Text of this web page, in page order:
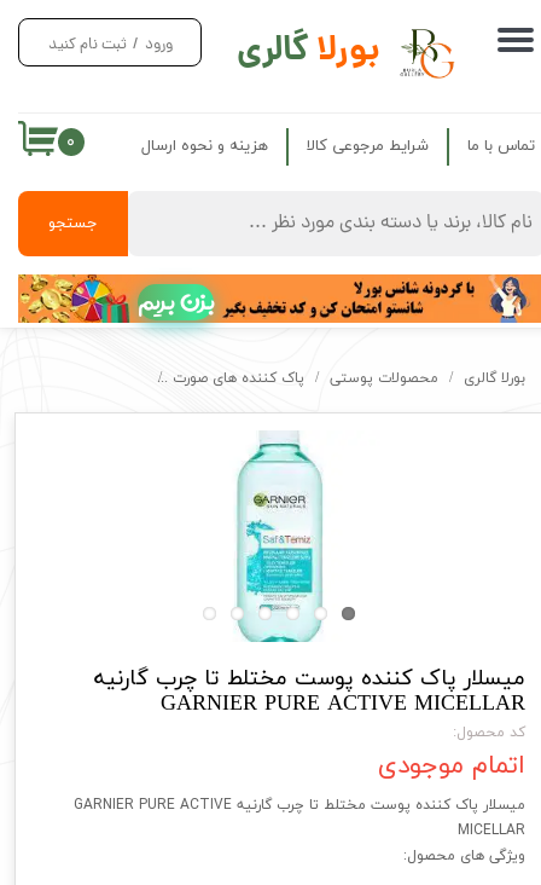
بورلاگالری
جستجو
ورود / ثبت نام کنید
حساب کاربری من
سفارشات
خروج از حساب کاربری
۰ تماس با ما شرایط مرجوعی کالا هزینه و نحوه ارسال
بزن بریم
بورلا گالری محصولات پوستی پاک کننده های صورت
میسلار پاک کننده پوست مختلط تا چرب گارنیه
GARNIER PURE ACTIVE MICELLAR
کد محصول:
اتمام موجودی
میسلار پاک کننده پوست مختلط تا چرب گارنیه GARNIER PURE ACTIVE
MICELLAR
ویژگی های محصول: